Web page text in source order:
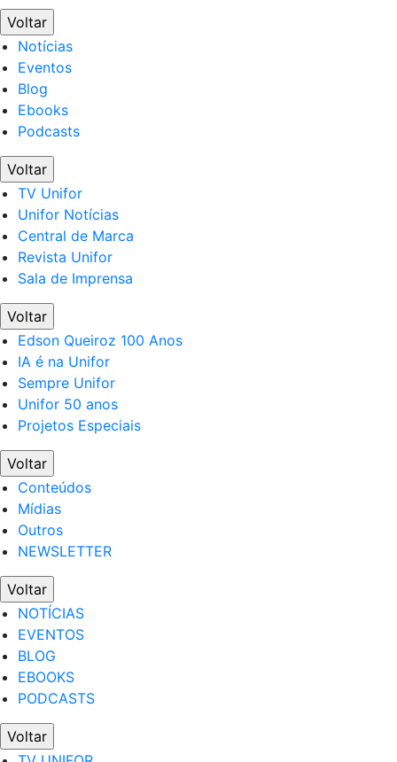
Voltar
Notícias
Eventos
Blog
Ebooks
Podcasts
Voltar
TV Unifor
Unifor Notícias
Central de Marca
Revista Unifor
Sala de Imprensa
Voltar
Edson Queiroz 100 Anos
IA é na Unifor
Sempre Unifor
Unifor 50 anos
Projetos Especiais
Voltar
Conteúdos
Mídias
Outros
NEWSLETTER
Voltar
NOTÍCIAS
EVENTOS
BLOG
EBOOKS
PODCASTS
Voltar